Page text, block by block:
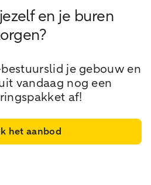
en je buren
bestuurslid je gebouw en
vandaag nog een
af!
het aanbod